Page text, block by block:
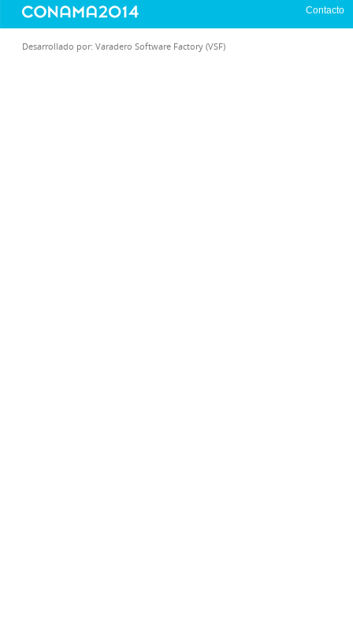
Contacto
Desarrollado por: Varadero Software Factory (VSF)